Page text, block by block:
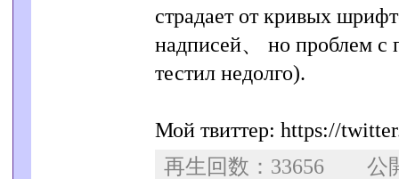
страдает от кривых
надписей、 но проблем с
тестил недолго).
Мой твиттер: https://
再生回数：33656 公